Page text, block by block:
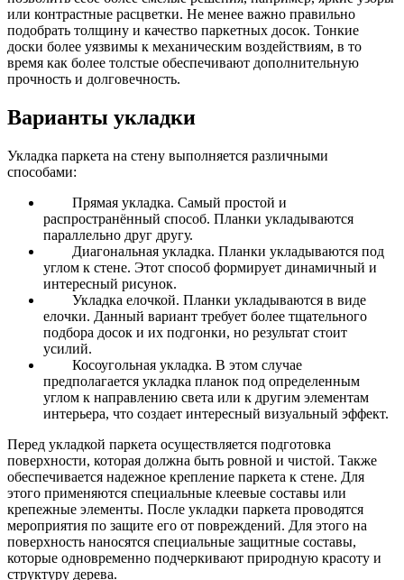
или контрастные расцветки. Не менее важно правильно
подобрать толщину и качество паркетных досок. Тонкие
доски более уязвимы к механическим воздействиям, в то
время как более толстые обеспечивают дополнительную
прочность и долговечность.
Варианты укладки
Укладка паркета на стену выполняется различными
способами:
Прямая укладка. Самый простой и
распространённый способ. Планки укладываются
параллельно друг другу.
Диагональная укладка. Планки укладываются под
углом к стене. Этот способ формирует динамичный и
интересный рисунок.
Укладка елочкой. Планки укладываются в виде
елочки. Данный вариант требует более тщательного
подбора досок и их подгонки, но результат стоит
усилий.
Косоугольная укладка. В этом случае
предполагается укладка планок под определенным
углом к направлению света или к другим элементам
интерьера, что создает интересный визуальный эффект.
Перед укладкой паркета осуществляется подготовка
поверхности, которая должна быть ровной и чистой. Также
обеспечивается надежное крепление паркета к стене. Для
этого применяются специальные клеевые составы или
крепежные элементы. После укладки паркета проводятся
мероприятия по защите его от повреждений. Для этого на
поверхность наносятся специальные защитные составы,
которые одновременно подчеркивают природную красоту и
структуру дерева.